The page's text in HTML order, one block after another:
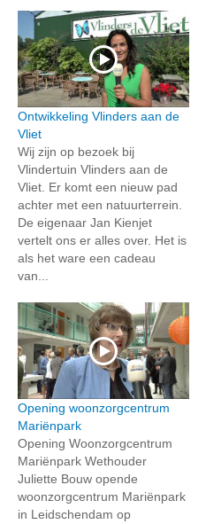
Ontwikkeling Vlinders aan de
Vliet
Wij zijn op bezoek bij
Vlindertuin Vlinders aan de
Vliet. Er komt een nieuw pad
achter met een natuurterrein.
De eigenaar Jan Kienjet
vertelt ons er alles over. Het is
als het ware een cadeau
van...
Opening woonzorgcentrum
Mariënpark
Opening Woonzorgcentrum
Mariënpark Wethouder
Juliette Bouw opende
woonzorgcentrum Mariënpark
in Leidschendam op